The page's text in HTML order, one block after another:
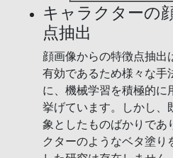
キャラクターの
点抽出
顔画像からの特徴点抽出
有効であるため様々な手
に、機械学習を積極的に
挙げています。しかし、
象としたものばかりであ
クターのようなベタ塗り